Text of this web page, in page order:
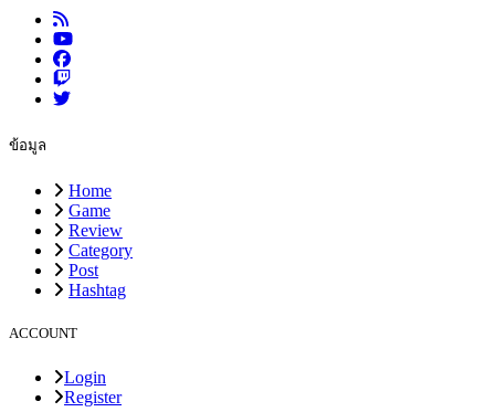
ข้อมูล
Home
Game
Review
Category
Post
Hashtag
ACCOUNT
Login
Register